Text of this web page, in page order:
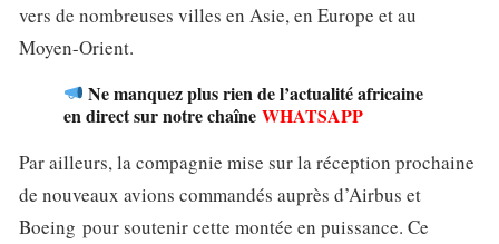
vers de nombreuses villes en Asie, en Europe et au
Moyen-Orient.
Ne manquez plus rien de l’actualité africaine
en direct sur notre chaîne WHATSAPP
Par ailleurs, la compagnie mise sur la réception prochaine
de nouveaux avions commandés auprès d’Airbus et
Boeing pour soutenir cette montée en puissance. Ce